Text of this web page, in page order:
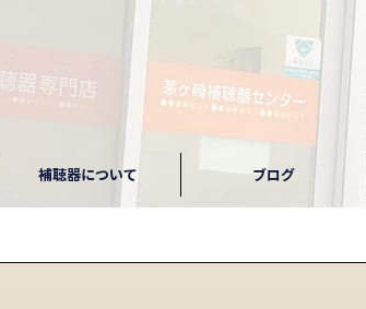
補聴器について ブログ